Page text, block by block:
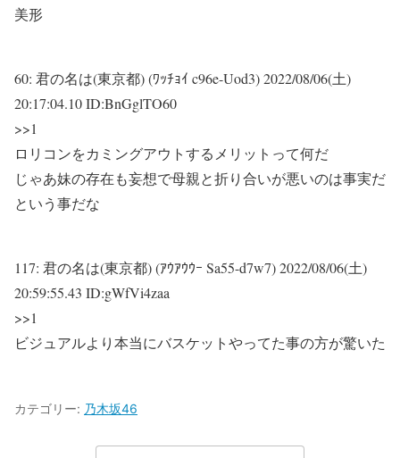
美形
60: 君の名は(東京都) (ﾜｯﾁｮｲ c96e-Uod3)2022/08/06(土)
20:17:04.10 ID:BnGglTO60
>>1
ロリコンをカミングアウトするメリットって何だ
じゃあ妹の存在も妄想で母親と折り合いが悪いのは事実だ
という事だな
117: 君の名は(東京都) (ｱｳｱｳｳｰ Sa55-d7w7)2022/08/06(土)
20:59:55.43 ID:gWfVi4zaa
>>1
ビジュアルより本当にバスケットやってた事の方が驚いた
カテゴリー: 乃木坂46